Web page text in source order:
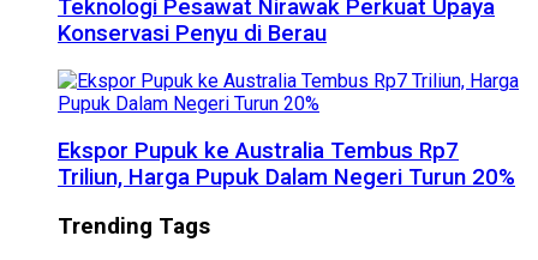
Teknologi Pesawat Nirawak Perkuat Upaya
Konservasi Penyu di Berau
Ekspor Pupuk ke Australia Tembus Rp7
Triliun, Harga Pupuk Dalam Negeri Turun 20%
Trending Tags